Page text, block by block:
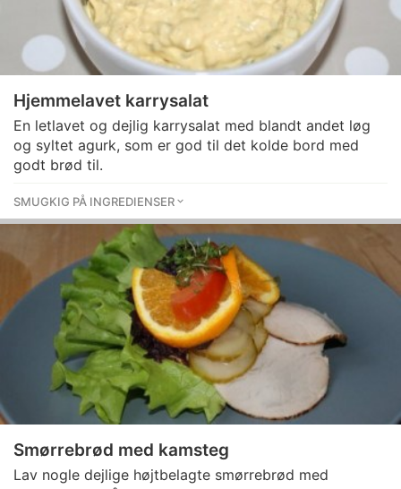
Hjemmelavet karrysalat
En letlavet og dejlig karrysalat med blandt andet løg
og syltet agurk, som er god til det kolde bord med
godt brød til.
SMUGKIG PÅ INGREDIENSER
Smørrebrød med kamsteg
Lav nogle dejlige højtbelagte smørrebrød med